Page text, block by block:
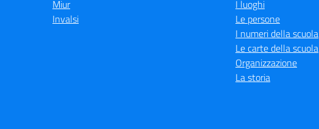
Miur
Invalsi
I luoghi
Le persone
I numeri della scuola
Le carte della scuola
Organizzazione
La storia